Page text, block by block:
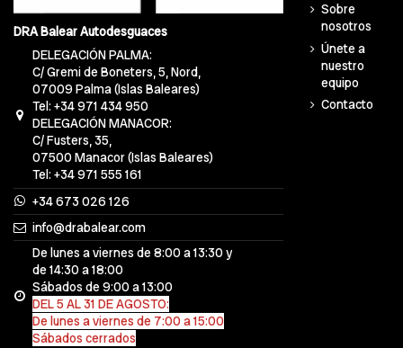
DRA Balear Autodesguaces
DELEGACIÓN PALMA:
C/ Gremi de Boneters, 5, Nord,
07009 Palma (Islas Baleares)
Tel: +34 971 434 950
DELEGACIÓN MANACOR:
C/ Fusters, 35,
07500 Manacor (Islas Baleares)
Tel: +34 971 555 161
+34 673 026 126
info@drabalear.com
De lunes a viernes de 8:00 a 13:30 y
de 14:30 a 18:00
Sábados de 9:00 a 13:00
DEL 5 AL 31 DE AGOSTO:
De lunes a viernes de 7:00 a 15:00
Sábados cerrados
Sobre
nosotros
Únete a
nuestro
equipo
Contacto